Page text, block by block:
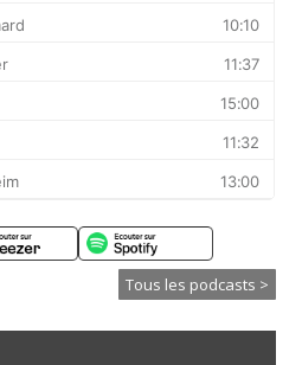
Tous les podcasts >